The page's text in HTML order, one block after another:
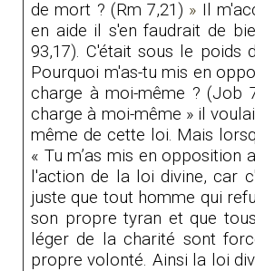
de mort ? (Rm 7,21) » Il
en aide il s'en faudrait de
93,17). C'était sous le poids
Pourquoi m'as-tu mis en
charge à moi-même ?(Job
charge à moi-même » il
même de cette loi. Mais
« Tu m’as mis en
l'action de la loi divine, car
juste que tout homme qui
son propre tyran et que
léger de la charité sont
propre volonté. Ainsi la loi